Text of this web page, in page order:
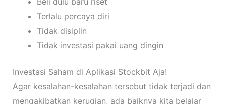
Terlalu percaya diri
Tidak disiplin
Tidak investasi pakai uang dingin
Investasi Saham di Aplikasi Stockbit Aja!
Agar kesalahan-kesalahan tersebut tidak terjadi dan
mengakibatkan kerugian, ada baiknya kita belajar